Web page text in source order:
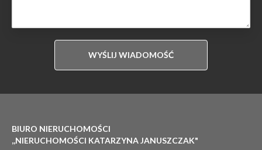
BIURO NIERUCHOMOŚCI
,,NIERUCHOMOŚCI KATARZYNA JANUSZCZAK"